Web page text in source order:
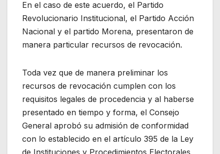
En el caso de este acuerdo, el Partido
Revolucionario Institucional, el Partido Acción
Nacional y el partido Morena, presentaron de
manera particular recursos de revocación.
Toda vez que de manera preliminar los
recursos de revocación cumplen con los
requisitos legales de procedencia y al haberse
presentado en tiempo y forma, el Consejo
General aprobó su admisión de conformidad
con lo establecido en el artículo 395 de la Ley